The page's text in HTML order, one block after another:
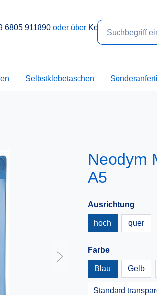
6805 911890oder über Kontakt
Selbstklebetaschen
Neodym
A5
Ausrichtung
hoch quer
Farbe
Blau Gelb
Standard